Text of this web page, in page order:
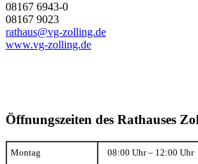
08167 6943-0
08167 9023
rathaus@vg-zolling.de
www.vg-zolling.de
Öffnungszeiten des Rathauses
Montag 08:00 Uhr – 12:00 Uhr